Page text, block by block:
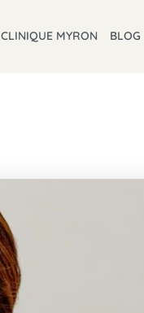
CLINIQUE MYRON BLOG